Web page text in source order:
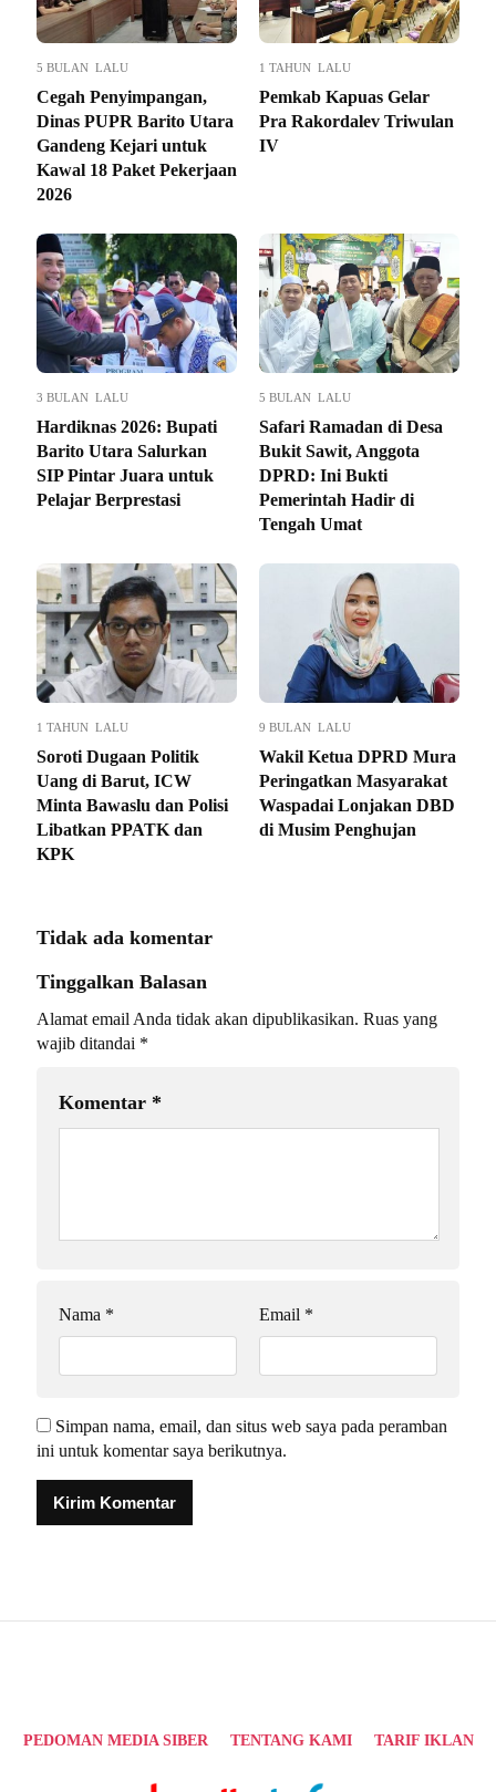
5 BULAN LALU
Cegah Penyimpangan,
Dinas PUPR Barito Utara
Gandeng Kejari untuk
Kawal 18 Paket Pekerjaan
2026
1 TAHUN LALU
Pemkab Kapuas Gelar
Pra Rakordalev Triwulan
IV
3 BULAN LALU
Hardiknas 2026: Bupati
Barito Utara Salurkan
SIP Pintar Juara untuk
Pelajar Berprestasi
5 BULAN LALU
Safari Ramadan di Desa
Bukit Sawit, Anggota
DPRD: Ini Bukti
Pemerintah Hadir di
Tengah Umat
1 TAHUN LALU
Soroti Dugaan Politik
Uang di Barut, ICW
Minta Bawaslu dan Polisi
Libatkan PPATK dan
KPK
9 BULAN LALU
Wakil Ketua DPRD Mura
Peringatkan Masyarakat
Waspadai Lonjakan DBD
di Musim Penghujan
Tidak ada komentar
Tinggalkan Balasan
Alamat email Anda tidak akan dipublikasikan. Ruas yang
wajib ditandai *
Komentar *
Nama * Email *
Simpan nama, email, dan situs web saya pada peramban
ini untuk komentar saya berikutnya.
PEDOMAN MEDIA SIBER TENTANG KAMI TARIF IKLAN